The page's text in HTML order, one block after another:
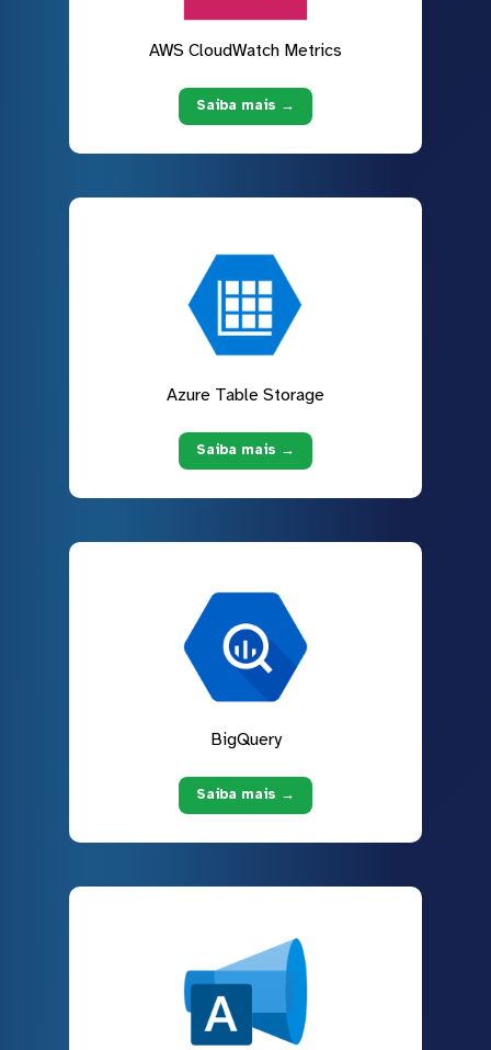
AWS CloudWatch Metrics
Saiba mais →
Azure Table Storage
Saiba mais →
BigQuery
Saiba mais →